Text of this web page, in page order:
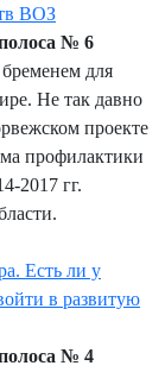
ВОЗ
№ 6
для
Не так давно
проекте
профилактики
2017 гг.
Есть ли у
в развитую
№ 4